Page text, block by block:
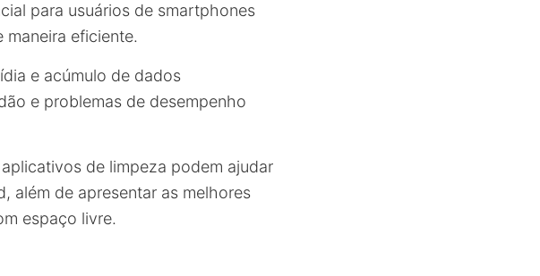
para usuários de smartphones
eficiente.
e acúmulo de dados
e problemas de desempenho
de limpeza podem ajudar
além de apresentar as melhores
espaço livre.